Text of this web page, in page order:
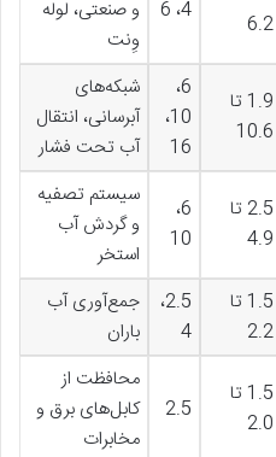
6.2
4، 6
و صنعتی، لوله
وِنت
1.9 تا
10.6
6،
10،
16
شبکه‌های
آبرسانی، انتقال
آب تحت فشار
2.5 تا
4.9
6،
10
سیستم تصفیه
و گردش آب
استخر
1.5 تا
2.2
2.5،
4
جمع‌آوری آب
باران
1.5 تا
2.0
2.5
محافظت از
کابل‌های برق و
مخابرات